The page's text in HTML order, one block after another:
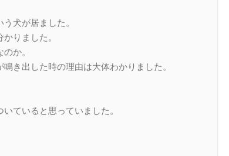
犬が居ました。
りました。
か。
き出した時の理由は大体わかりました。
ていると思っていました。